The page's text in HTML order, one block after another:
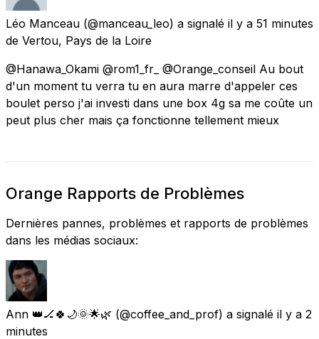
Léo Manceau (@manceau_leo) a signalé il y a 51 minutes
de Vertou, Pays de la Loire
@Hanawa_Okami @rom1_fr_ @Orange_conseil Au bout
d'un moment tu verra tu en aura marre d'appeler ces
boulet perso j'ai investi dans une box 4g sa me coûte un
peut plus cher mais ça fonctionne tellement mieux
Orange Rapports de Problèmes
Dernières pannes, problèmes et rapports de problèmes
dans les médias sociaux:
Ann 👑🏒🍀🌙🌞🌟🌿 (@coffee_and_prof) a signalé il y a 2
minutes